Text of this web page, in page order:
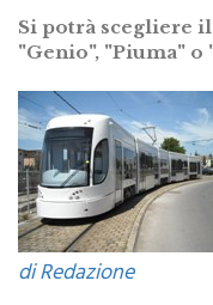
Si potrà scegliere
"Genio", "Piuma" o
di Redazione